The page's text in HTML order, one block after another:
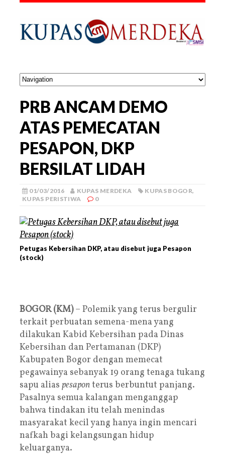
PRB ANCAM DEMO
ATAS PEMECATAN
PESAPON, DKP
BERSILAT LIDAH
01/03/2016 KUPAS MERDEKA KUPAS BOGOR,
KUPAS PERISTIWA
0
Petugas Kebersihan DKP, atau disebut juga Pesapon
(stock)
BOGOR (KM)– Polemik yang terus bergulir
terkait perbuatan semena-mena yang
dilakukan Kabid Kebersihan pada Dinas
Kebersihan dan Pertamanan (DKP)
Kabupaten Bogor dengan memecat
pegawainya sebanyak 19 orang tenaga tukang
sapu alias pesaponterus berbuntut panjang.
Pasalnya semua kalangan menganggap
bahwa tindakan itu telah menindas
masyarakat kecil yang hanya ingin mencari
nafkah bagi kelangsungan hidup
keluarganya.